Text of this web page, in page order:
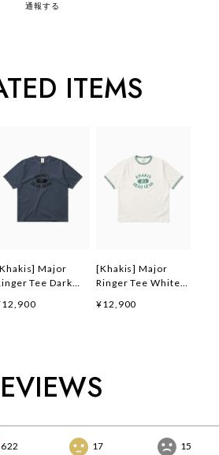
通報する
ITEMS
Major
Tee Dark
ンド 韓国ファッシ
[Khakis] Major
Ringer Tee White
韓国ファッション 韓
¥12,900
622 17 15